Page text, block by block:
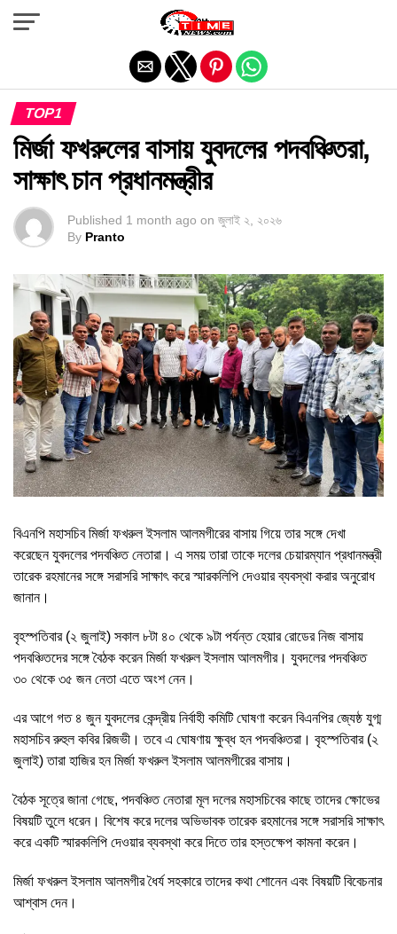
TOP1
মির্জা ফখরুলের বাসায় যুবদলের পদবঞ্চিতরা,
সাক্ষাৎ চান প্রধানমন্ত্রীর
Published 1 month ago on জুলাই ২, ২০২৬
By Pranto
বিএনপি মহাসচিব মির্জা ফখরুল ইসলাম আলমগীরের বাসায় গিয়ে তার সঙ্গে দেখা
করেছেন যুবদলের পদবঞ্চিত নেতারা। এ সময় তারা তাকে দলের চেয়ারম্যান প্রধানমন্ত্রী
তারেক রহমানের সঙ্গে সরাসরি সাক্ষাৎ করে স্মারকলিপি দেওয়ার ব্যবস্থা করার অনুরোধ
জানান।
বৃহস্পতিবার (২ জুলাই) সকাল ৮টা ৪০ থেকে ৯টা পর্যন্ত হেয়ার রোডের নিজ বাসায়
পদবঞ্চিতদের সঙ্গে বৈঠক করেন মির্জা ফখরুল ইসলাম আলমগীর। যুবদলের পদবঞ্চিত
৩০ থেকে ৩৫ জন নেতা এতে অংশ নেন।
এর আগে গত ৪ জুন যুবদলের কেন্দ্রীয় নির্বাহী কমিটি ঘোষণা করেন বিএনপির জ্যেষ্ঠ যুগ্ম
মহাসচিব রুহুল কবির রিজভী। তবে এ ঘোষণায় ক্ষুব্ধ হন পদবঞ্চিতরা। বৃহস্পতিবার (২
জুলাই) তারা হাজির হন মির্জা ফখরুল ইসলাম আলমগীরের বাসায়।
বৈঠক সূত্রে জানা গেছে, পদবঞ্চিত নেতারা মূল দলের মহাসচিবের কাছে তাদের ক্ষোভের
বিষয়টি তুলে ধরেন। বিশেষ করে দলের অভিভাবক তারেক রহমানের সঙ্গে সরাসরি সাক্ষাৎ
করে একটি স্মারকলিপি দেওয়ার ব্যবস্থা করে দিতে তার হস্তক্ষেপ কামনা করেন।
মির্জা ফখরুল ইসলাম আলমগীর ধৈর্য সহকারে তাদের কথা শোনেন এবং বিষয়টি বিবেচনার
আশ্বাস দেন।
Exit mobile version